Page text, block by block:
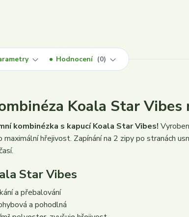
Hodnocení 0
Koala Star Vibes
kombinézka s kapucí Koala Star Vibes!
hřejivost. Zapínání na 2 zipy po stranách
Star Vibes
a přebalování
a pohodlná